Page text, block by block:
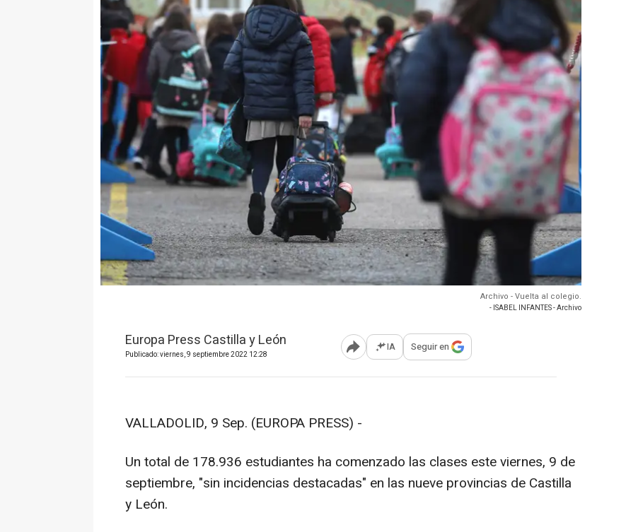
Archivo - Vuelta al colegio.
- ISABEL INFANTES - Archivo
Europa Press Castilla y León
Publicado: viernes, 9 septiembre 2022 12:28 Abrir opciones para compartir
IA Seguir en
VALLADOLID, 9 Sep. (EUROPA PRESS) -
Un total de 178.936 estudiantes ha comenzado las clases este viernes, 9 de
septiembre, "sin incidencias destacadas" en las nueve provincias de Castilla
y León.